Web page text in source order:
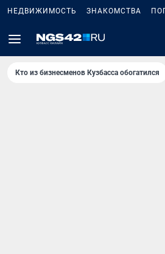
НЕДВИЖИМОСТЬ ЗНАКОМСТВА
Кто из бизнесменов Кузбасса обогатился